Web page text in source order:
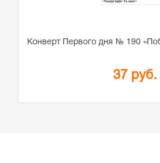
Конверт Первого дня № 190
37 руб.